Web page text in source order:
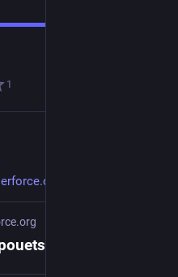
1
2022/11/04